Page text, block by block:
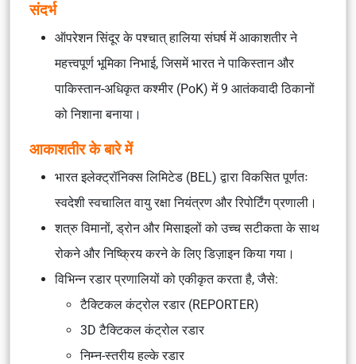
संदर्भ
ऑपरेशन सिंदूर के पश्चात् हालिया संघर्ष में आकाशतीर ने
महत्त्वपूर्ण भूमिका निभाई, जिसमें भारत ने पाकिस्तान और
पाकिस्तान-अधिकृत कश्मीर (PoK) में 9 आतंकवादी ठिकानों
को निशाना बनाया।
आकाशतीर के बारे में
भारत इलेक्ट्रॉनिक्स लिमिटेड (BEL) द्वारा विकसित पूर्णतः
स्वदेशी स्वचालित वायु रक्षा नियंत्रण और रिपोर्टिंग प्रणाली।
शत्रु विमानों, ड्रोन और मिसाइलों को उच्च सटीकता के साथ
रोकने और निष्क्रिय करने के लिए डिज़ाइन किया गया।
विभिन्न रडार प्रणालियों को एकीकृत करता है, जैसे:
टैक्टिकल कंट्रोल रडार (REPORTER)
3D टैक्टिकल कंट्रोल रडार
निम्न-स्तरीय हल्के रडार